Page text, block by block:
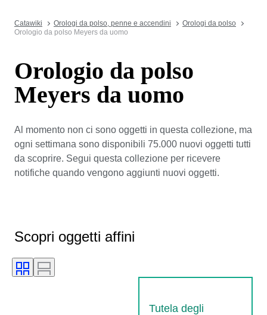
Catawiki Orologi da polso, penne e accendini
Orologi da polso
Orologio da polso Meyers da uomo
Orologio da polso
Meyers da uomo
Al momento non ci sono oggetti in questa collezione, ma
ogni settimana sono disponibili 75.000 nuovi oggetti tutti
da scoprire. Segui questa collezione per ricevere
notifiche quando vengono aggiunti nuovi oggetti.
Scopri oggetti affini
Tutela degli